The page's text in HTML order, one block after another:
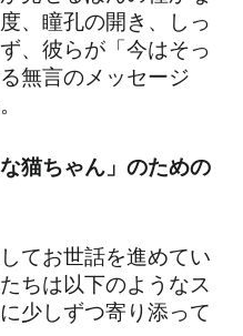
、瞳孔の開き、しっ
、彼らが「今はそっ
無言のメッセージ
猫ちゃん」のための
てお世話を進めてい
ちは以下のようなス
少しずつ寄り添って